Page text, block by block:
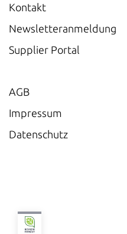
Kontakt
Newsletteranmeldung
Supplier Portal
AGB
Impressum
Datenschutz